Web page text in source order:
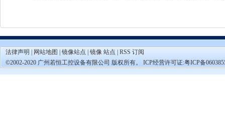
法律声明 网站地图 镜像站点 镜像 站点
RSS 订阅
©2002-2020 广州若恒工控设备有限公司 版权所有。 ICP经营许可证:粤ICP备